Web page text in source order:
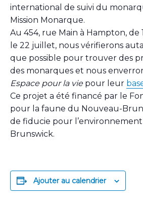
international de suivi du
Mission Monarque.
Au 454, rue Main à Hampton, de
le 22 juillet, nous vérifierons
que possible pour trouver des
des monarques et nous
Espace pour la viepour leur
Ce projet a été financé par le
pour la faune du Nouveau-
de fiducie pour
Brunswick.
Ajouter au calendrier